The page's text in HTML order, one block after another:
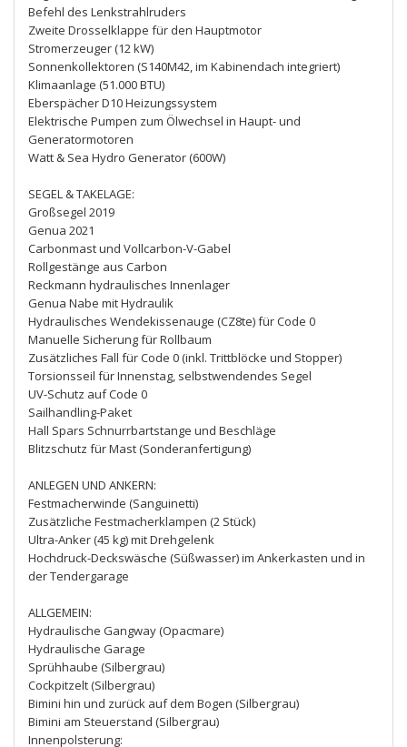
Befehl des Lenkstrahlruders
Zweite Drosselklappe für den Hauptmotor
Stromerzeuger (12 kW)
Sonnenkollektoren (S140M42, im Kabinendach integriert)
Klimaanlage (51.000 BTU)
Eberspächer D10 Heizungssystem
Elektrische Pumpen zum Ölwechsel in Haupt- und
Generatormotoren
Watt & Sea Hydro Generator (600W)
SEGEL & TAKELAGE:
Großsegel 2019
Genua 2021
Carbonmast und Vollcarbon-V-Gabel
Rollgestänge aus Carbon
Reckmann hydraulisches Innenlager
Genua Nabe mit Hydraulik
Hydraulisches Wendekissenauge (CZ8te) für Code 0
Manuelle Sicherung für Rollbaum
Zusätzliches Fall für Code 0 (inkl. Trittblöcke und Stopper)
Torsionsseil für Innenstag, selbstwendendes Segel
UV-Schutz auf Code 0
Sailhandling-Paket
Hall Spars Schnurrbartstange und Beschläge
Blitzschutz für Mast (Sonderanfertigung)
ANLEGEN UND ANKERN:
Festmacherwinde (Sanguinetti)
Zusätzliche Festmacherklampen (2 Stück)
Ultra-Anker (45 kg) mit Drehgelenk
Hochdruck-Deckswäsche (Süßwasser) im Ankerkasten und in
der Tendergarage
ALLGEMEIN:
Hydraulische Gangway (Opacmare)
Hydraulische Garage
Sprühhaube (Silbergrau)
Cockpitzelt (Silbergrau)
Bimini hin und zurück auf dem Bogen (Silbergrau)
Bimini am Steuerstand (Silbergrau)
Innenpolsterung: